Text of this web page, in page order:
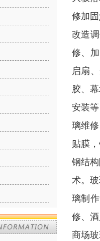
修加
改造
修、
启扇
胶、
安装
璃维
贴膜
钢结
术。
璃制
修、
商场